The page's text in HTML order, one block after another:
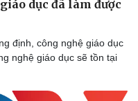
dục đã làm được
định, công nghệ giáo dục
nghệ giáo dục sẽ tồn tại